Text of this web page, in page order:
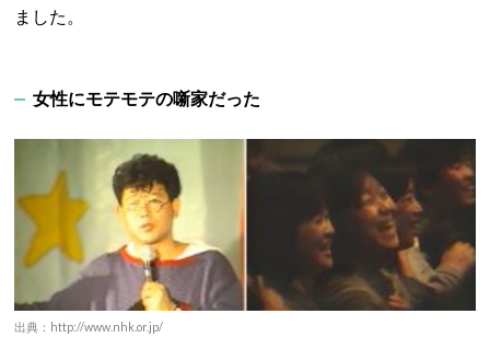
ました。
女性にモテモテの噺家だった
出典：http://www.nhk.or.jp/